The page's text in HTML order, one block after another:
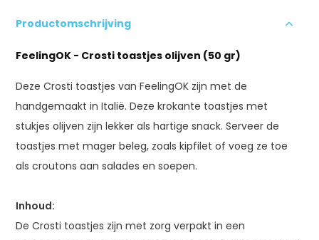
Productomschrijving
FeelingOK - Crosti toastjes olijven (50 gr)
Deze Crosti toastjes van FeelingOK zijn met de
handgemaakt in Italië. Deze krokante toastjes met
stukjes olijven zijn lekker als hartige snack. Serveer de
toastjes met mager beleg, zoals kipfilet of voeg ze toe
als croutons aan salades en soepen.
Inhoud:
De Crosti toastjes zijn met zorg verpakt in een